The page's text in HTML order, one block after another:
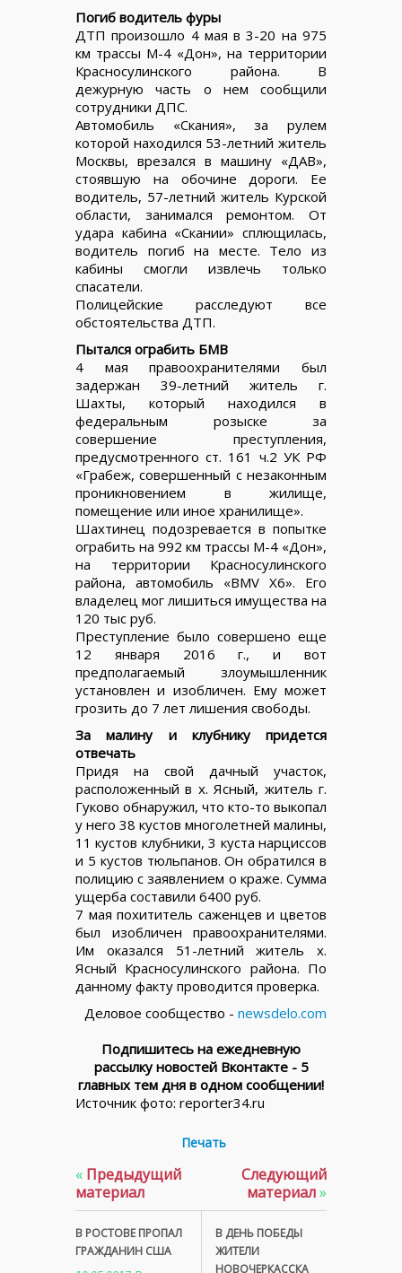
Погиб водитель фуры
ДТП произошло 4 мая в 3-20 на 975
км трассы М-4 «Дон», на территории
Красносулинского района. В
дежурную часть о нем сообщили
сотрудники ДПС.
Автомобиль «Скания», за рулем
которой находился 53-летний житель
Москвы, врезался в машину «ДАВ»,
стоявшую на обочине дороги. Ее
водитель, 57-летний житель Курской
области, занимался ремонтом. От
удара кабина «Скании» сплющилась,
водитель погиб на месте. Тело из
кабины смогли извлечь только
спасатели.
Полицейские расследуют все
обстоятельства ДТП.
Пытался ограбить БМВ
4 мая правоохранителями был
задержан 39-летний житель г.
Шахты, который находился в
федеральным розыске за
совершение преступления,
предусмотренного ст. 161 ч.2 УК РФ
«Грабеж, совершенный с незаконным
проникновением в жилище,
помещение или иное хранилище».
Шахтинец подозревается в попытке
ограбить на 992 км трассы М-4 «Дон»,
на территории Красносулинского
района, автомобиль «BMV Х6». Его
владелец мог лишиться имущества на
120 тыс руб.
Преступление было совершено еще
12 января 2016 г., и вот
предполагаемый злоумышленник
установлен и изобличен. Ему может
грозить до 7 лет лишения свободы.
За малину и клубнику придется
отвечать
Придя на свой дачный участок,
расположенный в х. Ясный, житель г.
Гуково обнаружил, что кто-то выкопал
у него 38 кустов многолетней малины,
11 кустов клубники, 3 куста нарциссов
и 5 кустов тюльпанов. Он обратился в
полицию с заявлением о краже. Сумма
ущерба составили 6400 руб.
7 мая похититель саженцев и цветов
был изобличен правоохранителями.
Им оказался 51-летний житель х.
Ясный Красносулинского района. По
данному факту проводится проверка.
Деловое сообщество - newsdelo.com
Подпишитесь на ежедневную
рассылку новостей Вконтакте - 5
главных тем дня в одном сообщении!
Источник фото: reporter34.ru
Печать
« Предыдущий
материал
В РОСТОВЕ ПРОПАЛ
ГРАЖДАНИН США
Следующий
материал»
В ДЕНЬ ПОБЕДЫ
ЖИТЕЛИ
НОВОЧЕРКАССКА